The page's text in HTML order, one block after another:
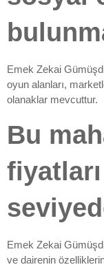
Emek Zekai
oyun alanları,
olanaklar mevcuttur.
Bu
Emek Zekai
ve dairenin